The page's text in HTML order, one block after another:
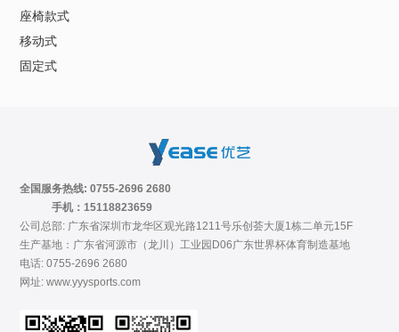
座椅款式
移动式
固定式
全国服务热线: 0755-2696 2680
手机：15118823659
公司总部: 广东省深圳市龙华区观光路1211号乐创荟大厦1栋二单元15F
生产基地：广东省河源市（龙川）工业园D06广东世界杯体育制造基地
电话: 0755-2696 2680
网址: www.yyysports.com